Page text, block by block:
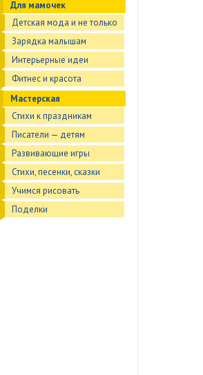
Для мамочек
Детская мода и не только
Зарядка малышам
Интерьерные идеи
Фитнес и красота
Мастерская
Стихи к праздникам
Писатели — детям
Развивающие игры
Стихи, песенки, сказки
Учимся рисовать
Поделки